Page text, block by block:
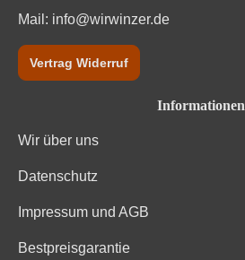
Mail: info@wirwinzer.de
Vertrag Widerruf
Informationen
Wir über uns
Datenschutz
Impressum und AGB
Bestpreisgarantie